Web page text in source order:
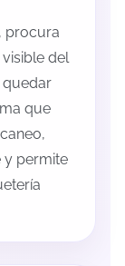
procura
del
quedar
que
y permite